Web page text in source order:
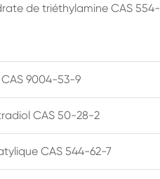
de triéthylamine CAS 554-
9004-53-9
CAS 50-28-2
CAS 544-62-7